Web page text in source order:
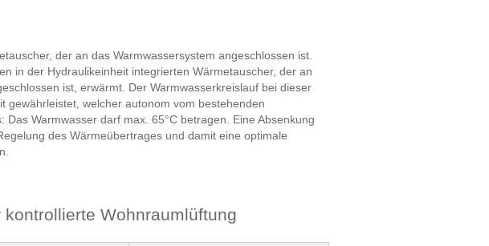
der an das Warmwassersystem angeschlossen ist.
in der Hydraulikeinheit integrierten Wärmetauscher, der an
ist, erwärmt. Der Warmwasserkreislauf bei dieser
gewährleistet, welcher autonom vom bestehenden
Warmwasser darf max. 65°C betragen. Eine Absenkung
des Wärmeübertrages und damit eine optimale
Wohnraumlüftung